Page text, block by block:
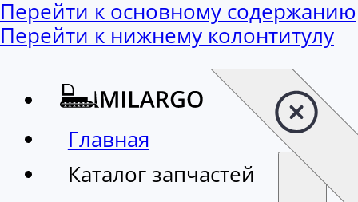
Перейти к основному содержанию
Перейти к нижнему колонтитулу
Главная
Каталог запчастей